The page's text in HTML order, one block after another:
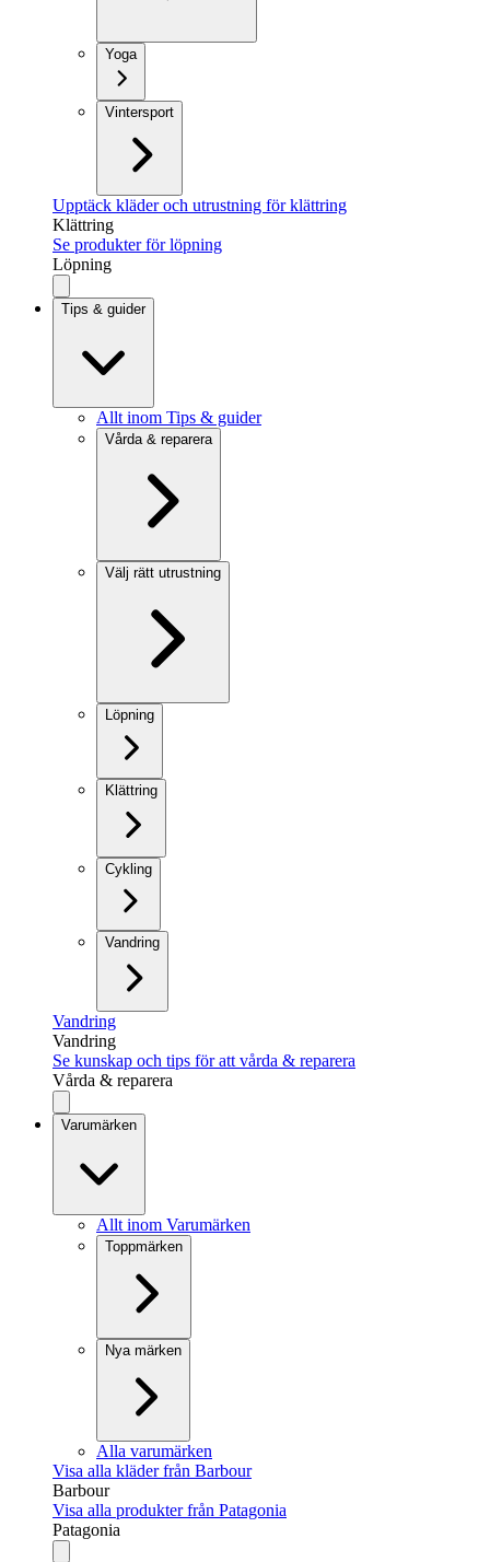
Yoga
Vintersport
Upptäck kläder och utrustning för klättring
Klättring
Se produkter för löpning
Löpning
Tips & guider
Allt inom Tips & guider
Vårda & reparera
Välj rätt utrustning
Löpning
Klättring
Cykling
Vandring
Vandring
Vandring
Se kunskap och tips för att vårda & reparera
Vårda & reparera
Varumärken
Allt inom Varumärken
Toppmärken
Nya märken
Alla varumärken
Visa alla kläder från Barbour
Barbour
Visa alla produkter från Patagonia
Patagonia